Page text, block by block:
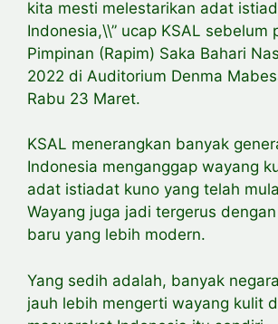
kita mesti melestarikan adat
Indonesia,\\” ucap KSAL sebelum
Pimpinan (Rapim) Saka Bahari
2022 di Auditorium Denma
Rabu 23 Maret.
KSAL menerangkan banyak
Indonesia menganggap wayang
adat istiadat kuno yang telah
Wayang juga jadi tergerus
baru yang lebih modern.
Yang sedih adalah, banyak
jauh lebih mengerti wayang kulit